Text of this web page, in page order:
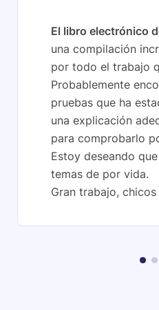
El libro electrónico
una compilación
por todo el trabajo
Probablemente
pruebas que ha
una explicación
para comprobarlo
Estoy deseando
temas de por vida.
Gran trabajo, chicos